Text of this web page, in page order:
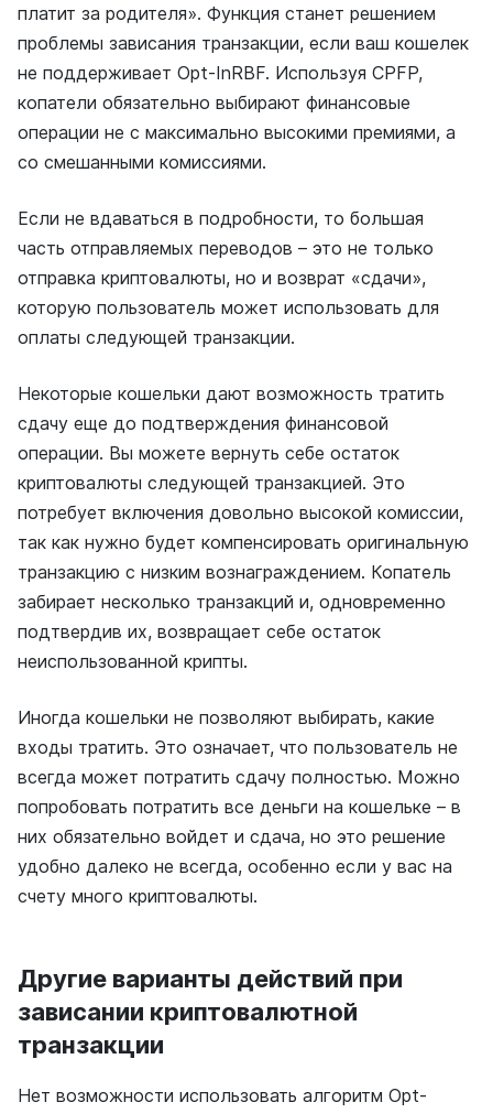
платит за родителя». Функция станет решением
проблемы зависания транзакции, если ваш кошелек
не поддерживает Opt-InRBF. Используя CPFP,
копатели обязательно выбирают финансовые
операции не с максимально высокими премиями, а
со смешанными комиссиями.
Если не вдаваться в подробности, то большая
часть отправляемых переводов – это не только
отправка криптовалюты, но и возврат «сдачи»,
которую пользователь может использовать для
оплаты следующей транзакции.
Некоторые кошельки дают возможность тратить
сдачу еще до подтверждения финансовой
операции. Вы можете вернуть себе остаток
криптовалюты следующей транзакцией. Это
потребует включения довольно высокой комиссии,
так как нужно будет компенсировать оригинальную
транзакцию с низким вознаграждением. Копатель
забирает несколько транзакций и, одновременно
подтвердив их, возвращает себе остаток
неиспользованной крипты.
Иногда кошельки не позволяют выбирать, какие
входы тратить. Это означает, что пользователь не
всегда может потратить сдачу полностью. Можно
попробовать потратить все деньги на кошельке – в
них обязательно войдет и сдача, но это решение
удобно далеко не всегда, особенно если у вас на
счету много криптовалюты.
Другие варианты действий при
зависании криптовалютной
транзакции
Нет возможности использовать алгоритм Opt-